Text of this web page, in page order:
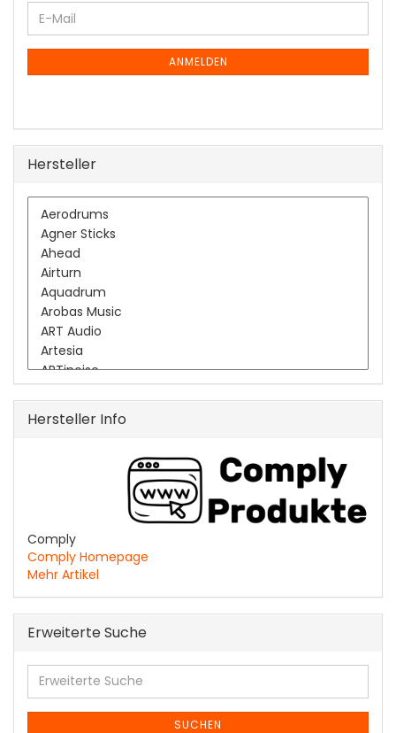
WEITER
ZUR
NEWSLETTER-
E-
Mail
ANMELDEN
Hersteller
Hersteller Info
Comply
Comply Homepage
Mehr Artikel
Erweiterte Suche
Erweiterte
Suche
SUCHEN